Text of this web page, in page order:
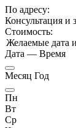
По адресу:
Консультация и
Стоимость:
Желаемые дата
Дата — Время
Месяц Год
Пн
Вт
Ср